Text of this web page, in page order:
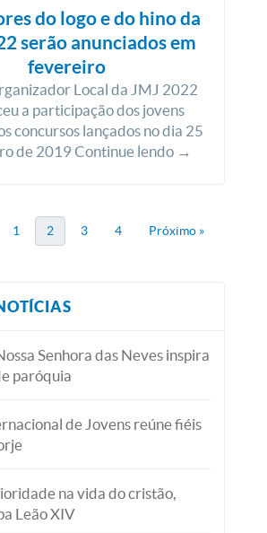
do logo e do hino da
serão anunciados em
fevereiro
Local da JMJ 2022
a participação dos jovens
concursos lançados no dia 25
de 2019 Continue lendo →
1 2 3 4 Próximo »
Senhora das Neves inspira
paróquia
de Jovens reúne fiéis
na vida do cristão,
Leão XIV